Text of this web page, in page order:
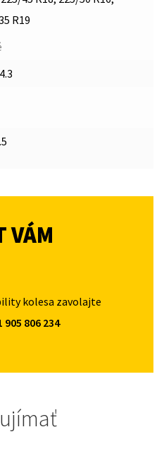
R19
VÁM
kolesa zavolajte
905 806 234